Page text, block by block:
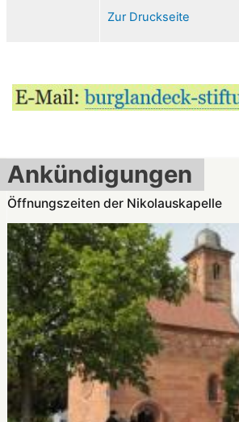
Zur Druckseite
Ankündigungen
Öffnungszeiten der Nikolauskapelle